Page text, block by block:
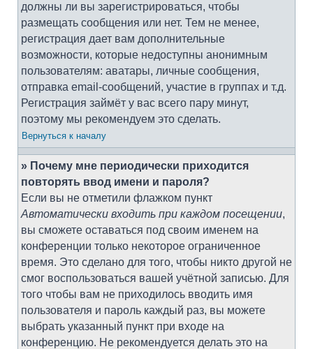
должны ли вы зарегистрироваться, чтобы
размещать сообщения или нет. Тем не менее,
регистрация дает вам дополнительные
возможности, которые недоступны анонимным
пользователям: аватары, личные сообщения,
отправка email-сообщений, участие в группах и т.д.
Регистрация займёт у вас всего пару минут,
поэтому мы рекомендуем это сделать.
Вернуться к началу
» Почему мне периодически приходится
повторять ввод имени и пароля?
Если вы не отметили флажком пункт
Автоматически входить при каждом посещении,
вы сможете оставаться под своим именем на
конференции только некоторое ограниченное
время. Это сделано для того, чтобы никто другой не
смог воспользоваться вашей учётной записью. Для
того чтобы вам не приходилось вводить имя
пользователя и пароль каждый раз, вы можете
выбрать указанный пункт при входе на
конференцию. Не рекомендуется делать это на